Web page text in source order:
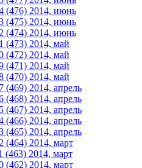
(476) 2014, июнь
(475) 2014, июнь
(474) 2014, июнь
(473) 2014, май
(472) 2014, май
(471) 2014, май
(470) 2014, май
(469) 2014, апрель
(468) 2014, апрель
(467) 2014, апрель
(466) 2014, апрель
(465) 2014, апрель
(464) 2014, март
(463) 2014, март
(462) 2014, март